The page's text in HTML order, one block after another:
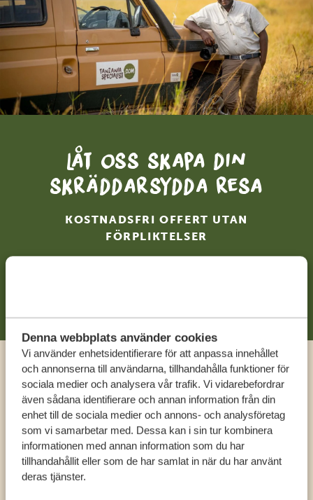
Denna webbplats använder cookies
Vi använder enhetsidentifierare för att anpassa innehållet
och annonserna till användarna, tillhandahålla funktioner för
sociala medier och analysera vår trafik. Vi vidarebefordrar
även sådana identifierare och annan information från din
enhet till de sociala medier och annons- och analysföretag
som vi samarbetar med. Dessa kan i sin tur kombinera
informationen med annan information som du har
tillhandahållit eller som de har samlat in när du har använt
deras tjänster.
Låt oss skapa din
skräddarsydda resa
KOSTNADSFRI OFFERT UTAN
FÖRPLIKTELSER
Ring en expert
FÅ PERSONLIG RÅDGIVNING FRÅN VÅRA
EXPERTER